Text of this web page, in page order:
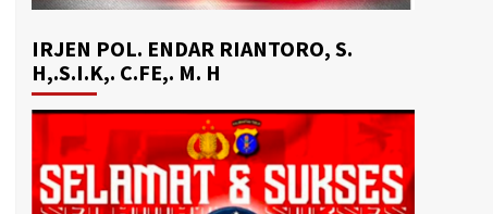
IRJEN POL. ENDAR RIANTORO, S.
H,.S.I.K,. C.FE,. M. H